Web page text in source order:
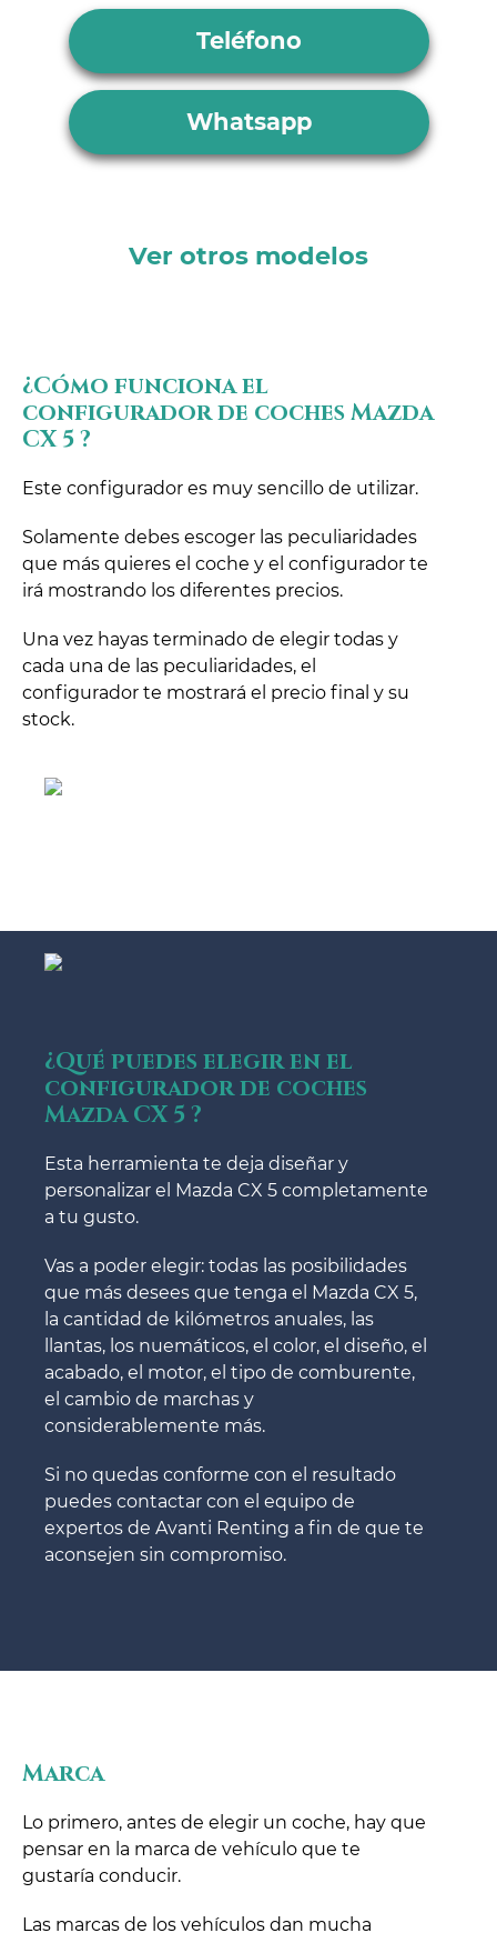
Teléfono
Whatsapp
Ver otros modelos
¿Cómo funciona el
configurador de coches Mazda
CX 5 ?
Este configurador es muy sencillo de utilizar.
Solamente debes escoger las peculiaridades
que más quieres el coche y el configurador te
irá mostrando los diferentes precios.
Una vez hayas terminado de elegir todas y
cada una de las peculiaridades, el
configurador te mostrará el precio final y su
stock.
¿Qué puedes elegir en el
configurador de coches
Mazda CX 5 ?
Esta herramienta te deja diseñar y
personalizar el Mazda CX 5 completamente
a tu gusto.
Vas a poder elegir: todas las posibilidades
que más desees que tenga el Mazda CX 5,
la cantidad de kilómetros anuales, las
llantas, los nuemáticos, el color, el diseño, el
acabado, el motor, el tipo de comburente,
el cambio de marchas y
considerablemente más.
Si no quedas conforme con el resultado
puedes contactar con el equipo de
expertos de Avanti Renting a fin de que te
aconsejen sin compromiso.
Marca
Lo primero, antes de elegir un coche, hay que
pensar en la marca de vehículo que te
gustaría conducir.
Las marcas de los vehículos dan mucha